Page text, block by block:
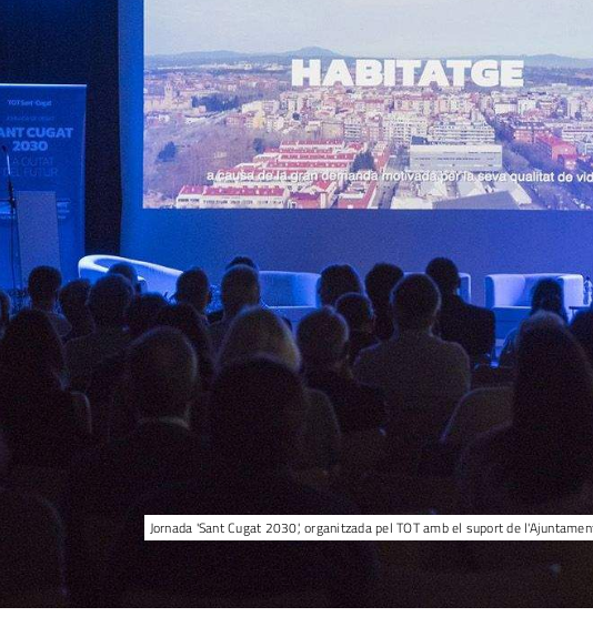
Jornada 'Sant Cugat 2030', organitzada pel TOT amb el suport de